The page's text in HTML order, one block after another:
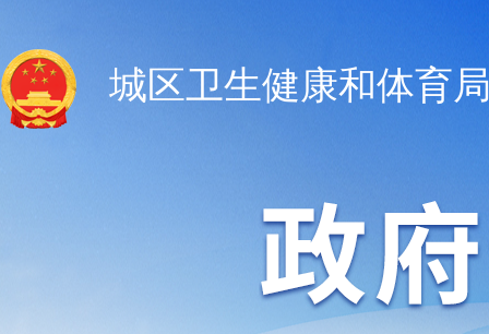
城区卫生健康和体育